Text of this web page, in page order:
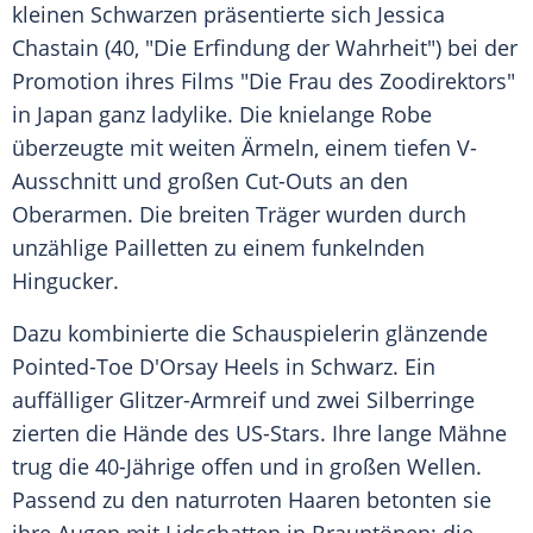
kleinen Schwarzen präsentierte sich Jessica
Chastain (40, "Die Erfindung der Wahrheit") bei der
Promotion ihres Films "Die Frau des Zoodirektors"
in Japan ganz ladylike. Die knielange Robe
überzeugte mit weiten Ärmeln, einem tiefen V-
Ausschnitt und großen Cut-Outs an den
Oberarmen. Die breiten Träger wurden durch
unzählige Pailletten zu einem funkelnden
Hingucker.
Dazu kombinierte die Schauspielerin glänzende
Pointed-Toe D'Orsay Heels in Schwarz. Ein
auffälliger Glitzer-Armreif und zwei Silberringe
zierten die Hände des US-Stars. Ihre lange Mähne
trug die 40-Jährige offen und in großen Wellen.
Passend zu den naturroten Haaren betonten sie